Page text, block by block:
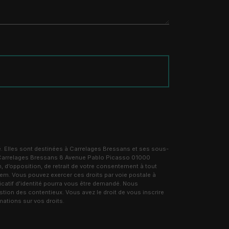
sont destinées à Carrelages Bressans et ses sous-
Bressans 8 Avenue Pablo Picasso 01000
d’opposition, de retrait de votre consentement à tout
Vous pouvez exercer ces droits par voie postale à
d'identité pourra vous être demandé. Nous
des contentieux. Vous avez le droit de vous inscrire
sur vos droits.